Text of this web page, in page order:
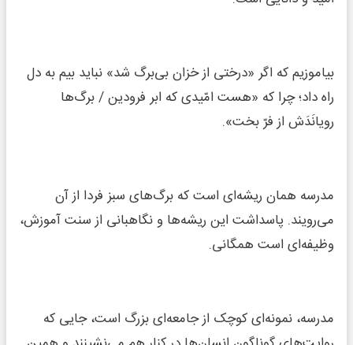
بیاموزیم که اگر «درختی از خزان بی‌برگ شد» نباید بیم به دل
راه داد؛ چرا که «هست امّیدی که ابر فرودین / برگ‌ها
رویانَدَش از فرّ بخت».
مدرسه همان ریشه‌ای است که برگ‌های سبز فردا از آن
می‌رویند. پاسداشت این ریشه‌ها و نگاهبانی از سنت آموزش،
وظیفه‌ای است همگانی.
مدرسه، نمونه‌ای کوچک از جامعه‌ای بزرگ است، جایی که